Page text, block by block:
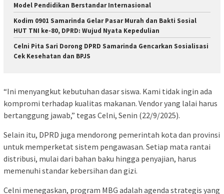
Model Pendidikan Berstandar Internasional
Kodim 0901 Samarinda Gelar Pasar Murah dan Bakti Sosial
HUT TNI ke-80, DPRD: Wujud Nyata Kepedulian
Celni Pita Sari Dorong DPRD Samarinda Gencarkan Sosialisasi
Cek Kesehatan dan BPJS
“Ini menyangkut kebutuhan dasar siswa. Kami tidak ingin ada
kompromi terhadap kualitas makanan. Vendor yang lalai harus
bertanggung jawab,” tegas Celni, Senin (22/9/2025).
Selain itu, DPRD juga mendorong pemerintah kota dan provinsi
untuk memperketat sistem pengawasan. Setiap mata rantai
distribusi, mulai dari bahan baku hingga penyajian, harus
memenuhi standar kebersihan dan gizi.
Celni menegaskan, program MBG adalah agenda strategis yang